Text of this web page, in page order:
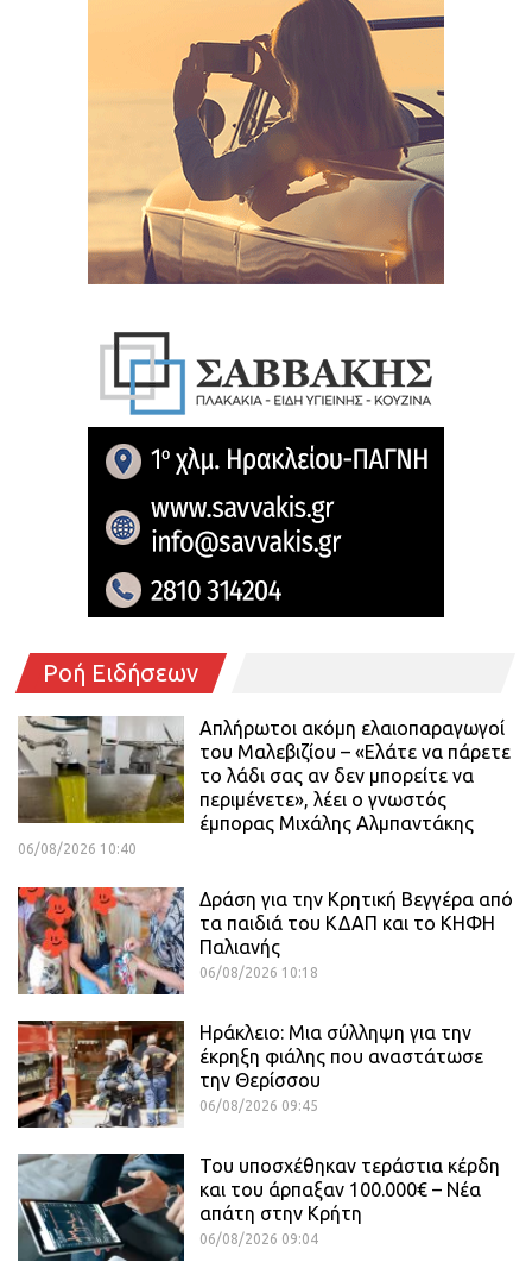
Ροή Ειδήσεων
Απλήρωτοι ακόμη ελαιοπαραγωγοί
του Μαλεβιζίου – «Ελάτε να πάρετε
το λάδι σας αν δεν μπορείτε να
περιμένετε», λέει ο γνωστός
έμπορας Μιχάλης Αλμπαντάκης
06/08/2026 10:40
Δράση για την Κρητική Βεγγέρα από
τα παιδιά του ΚΔΑΠ και το ΚΗΦΗ
Παλιανής
06/08/2026 10:18
Ηράκλειο: Μια σύλληψη για την
έκρηξη φιάλης που αναστάτωσε
την Θερίσσου
06/08/2026 09:45
Του υποσχέθηκαν τεράστια κέρδη
και του άρπαξαν 100.000€ – Νέα
απάτη στην Κρήτη
06/08/2026 09:04